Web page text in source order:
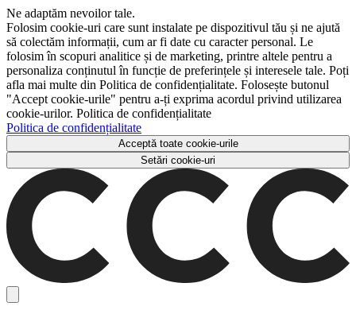
Ne adaptăm nevoilor tale.
Folosim cookie-uri care sunt instalate pe dispozitivul tău și ne ajută
să colectăm informații, cum ar fi date cu caracter personal. Le
folosim în scopuri analitice și de marketing, printre altele pentru a
personaliza conținutul în funcție de preferințele și interesele tale. Poți
afla mai multe din Politica de confidențialitate. Folosește butonul
"Accept cookie-urile" pentru a-ți exprima acordul privind utilizarea
cookie-urilor. Politica de confidențialitate
Politica de confidențialitate
Acceptă toate cookie-urile
Setări cookie-uri